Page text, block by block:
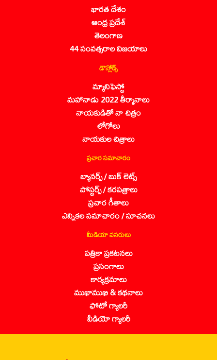
భారత దేశం
ఆంధ్ర ప్రదేశ్
తెలంగాణ
44 సంవత్సరాల విజయాలు
డౌన్లోడ్స్
మ్యానిఫెస్టో
మహానాడు 2022 తీర్మానాలు
నాయకుడితో నా చిత్రం
లోగోలు
నాయకుల చిత్రాలు
ప్రచార సమాచారం
బ్యానర్స్ / బుక్ లెట్స్
పోస్టర్స్ / కరపత్రాలు
ప్రచార గీతాలు
ఎన్నికల సమాచారం / సూచనలు
మీడియా వనరులు
పత్రికా ప్రకటనలు
ప్రసంగాలు
కార్యక్రమాలు
ముఖాముఖి & కథనాలు
ఫోటో గ్యాలరీ
వీడియో గ్యాలరీ